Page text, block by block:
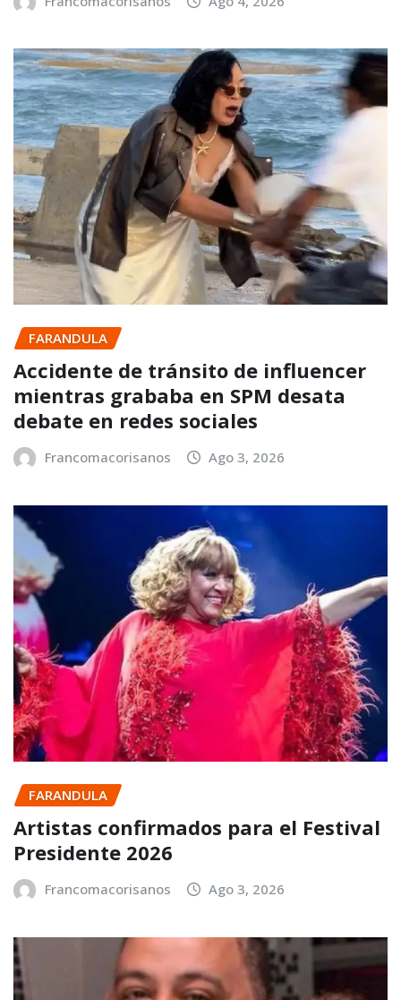
FARANDULA
Accidente de tránsito de influencer
mientras grababa en SPM desata
debate en redes sociales
Francomacorisanos Ago 3, 2026
FARANDULA
Artistas confirmados para el Festival
Presidente 2026
Francomacorisanos Ago 3, 2026